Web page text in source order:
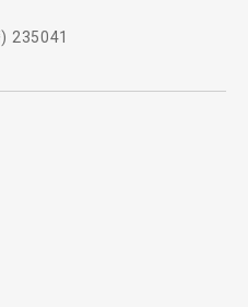
235041